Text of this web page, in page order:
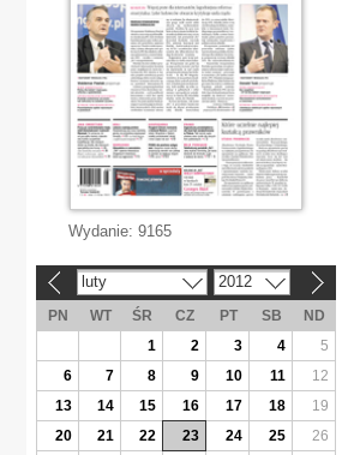
Wydanie: 9165
luty 2012
PN WT ŚR CZ PT SB
ND
1
2 3 4
5
6
7 8 9 10 11
12
13
14 15 16 17 18
19
20
21 22 23 24 25
26